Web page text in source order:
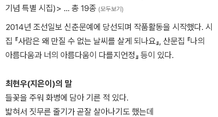
면하지 않고 품고 있는 만큼, 사람이 사람에게, 사람이 세상에게
받는 고통도 외면하지 않는다. 세상의 울음은 기꺼이 자기 안으로
들이고, 나의 울음은 번질까봐 꾹꾹 참아낸다. 디디는 곳마다 발
이 푹푹 빠지는 세상에서 “슬픔이 외골격인 사람”이 되지 않으려
파수꾼이다. “매일 살고 다시 슬픈 우리”를, 우리의 삶을, “오래
사랑하려고”.
기념 특별 시집)> … 총 19종 (모두보기)
2014년 조선일보 신춘문예에 당선되며 작품활동을 시작했다. 시
집 『사람은 왜 만질 수 없는 날씨를 살게 되나요』, 산문집 『나의
아름다움과 너의 아름다움이 다를지언정』 등이 있다.
최현우(지은이)의 말
들꽃을 주워 화병에 담아 기른 적 있다.
밟혀서 짓무른 줄기가 곧잘 살아나기도 했는데